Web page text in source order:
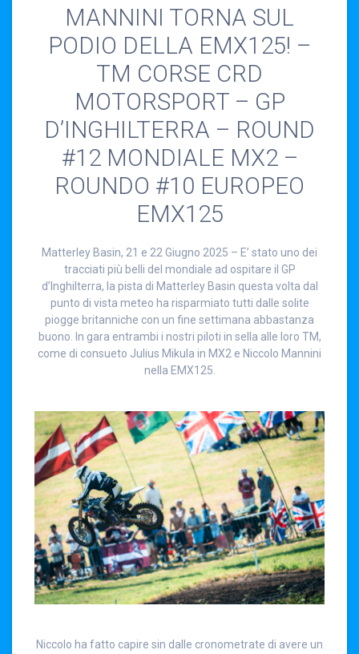
MANNINI TORNA SUL
PODIO DELLA EMX125! –
TM CORSE CRD
MOTORSPORT – GP
D’INGHILTERRA – ROUND
#12 MONDIALE MX2 –
ROUNDO #10 EUROPEO
EMX125
Matterley Basin, 21 e 22 Giugno 2025 – E’ stato uno dei
tracciati più belli del mondiale ad ospitare il GP
d’Inghilterra, la pista di Matterley Basin questa volta dal
punto di vista meteo ha risparmiato tutti dalle solite
piogge britanniche con un fine settimana abbastanza
buono. In gara entrambi i nostri piloti in sella alle loro TM,
come di consueto Julius Mikula in MX2 e Niccolo Mannini
nella EMX125.
Niccolo ha fatto capire sin dalle cronometrate di avere un